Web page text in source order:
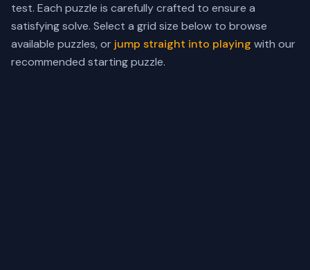
test. Each puzzle is carefully crafted to ensure a
satisfying solve. Select a grid size below to browse
available puzzles, or jump straight into playing with our
recommended starting puzzle.